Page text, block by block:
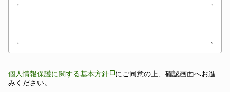
個人情報保護に関する基本方針
にご同意の上、確認画面へお進
みください。